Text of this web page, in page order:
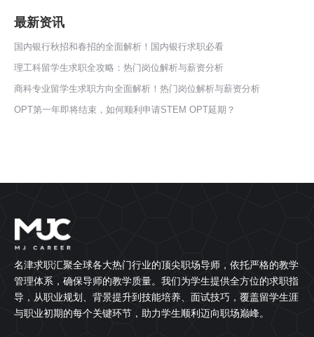
最新资讯
国内银行秋招和春招的全面解析！国内银行求职必看
理工科留学生求职全攻略：热门岗位解析与薪资分析
商科专业留学生求职方向全面解析！热门岗位解析与薪资分析
OPT第一年即将结束，如何顺利申请STEM OPT延期？
名津求职汇聚全球各大热门行业的顶尖职场导师，依托严格的教学
管理体系，确保导师的教学质量。我们为学生提供全方位的求职指
导，从职业规划、背景提升到技能培养、面试技巧，覆盖留学生涯
与职业初期的每个关键环节，助力学生顺利迈向职场巅峰。